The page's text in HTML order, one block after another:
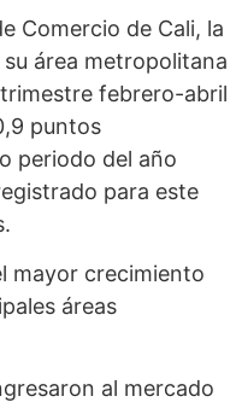
Comercio de Cali, la
área metropolitana
febrero-abril
puntos
periodo del año
para este
mayor crecimiento
áreas
al mercado